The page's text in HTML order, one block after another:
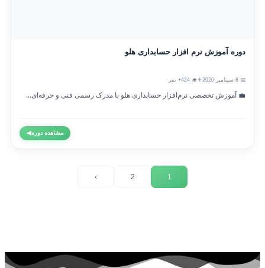
دوره آموزش نرم افزار حسابداری هلو
👨‍🎓 424+ نفر
💼 آموزش تخصصی نرم‌افزار حسابداری هلو با مدرک رسمی فنی و حرفه‌ای...
مشاهده دوره◀